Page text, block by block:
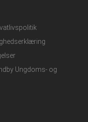
Ungdoms- og